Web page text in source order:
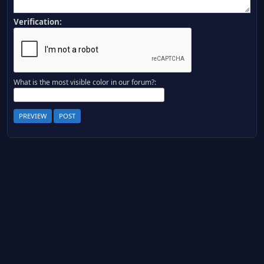
Verification:
What is the most visible color in our forum?: